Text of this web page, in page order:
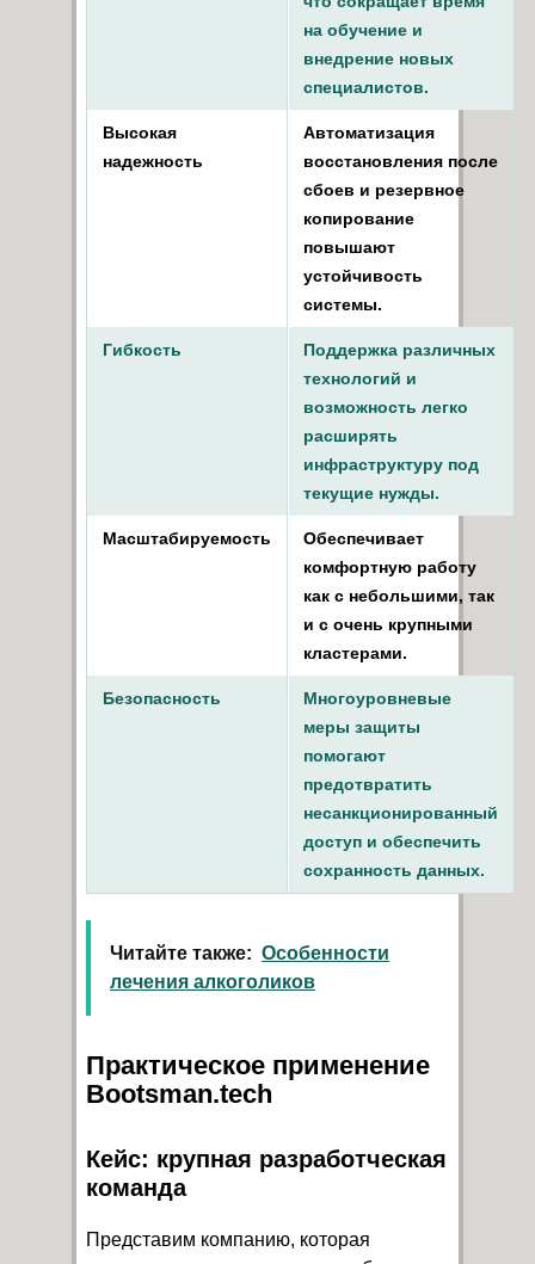
на обучение и
внедрение новых
специалистов.
Высокая
надежность
Автоматизация
восстановления после
сбоев и резервное
копирование
повышают
устойчивость
системы.
Гибкость
Поддержка различных
технологий и
возможность легко
расширять
инфраструктуру под
текущие нужды.
Масштабируемость
Обеспечивает
комфортную работу
как с небольшими, так
и с очень крупными
кластерами.
Безопасность
Многоуровневые
меры защиты
помогают
предотвратить
несанкционированный
доступ и обеспечить
сохранность данных.
Читайте также: Особенности
лечения алкоголиков
Практическое применение
Bootsman.tech
Кейс: крупная разработческая
команда
Представим компанию, которая